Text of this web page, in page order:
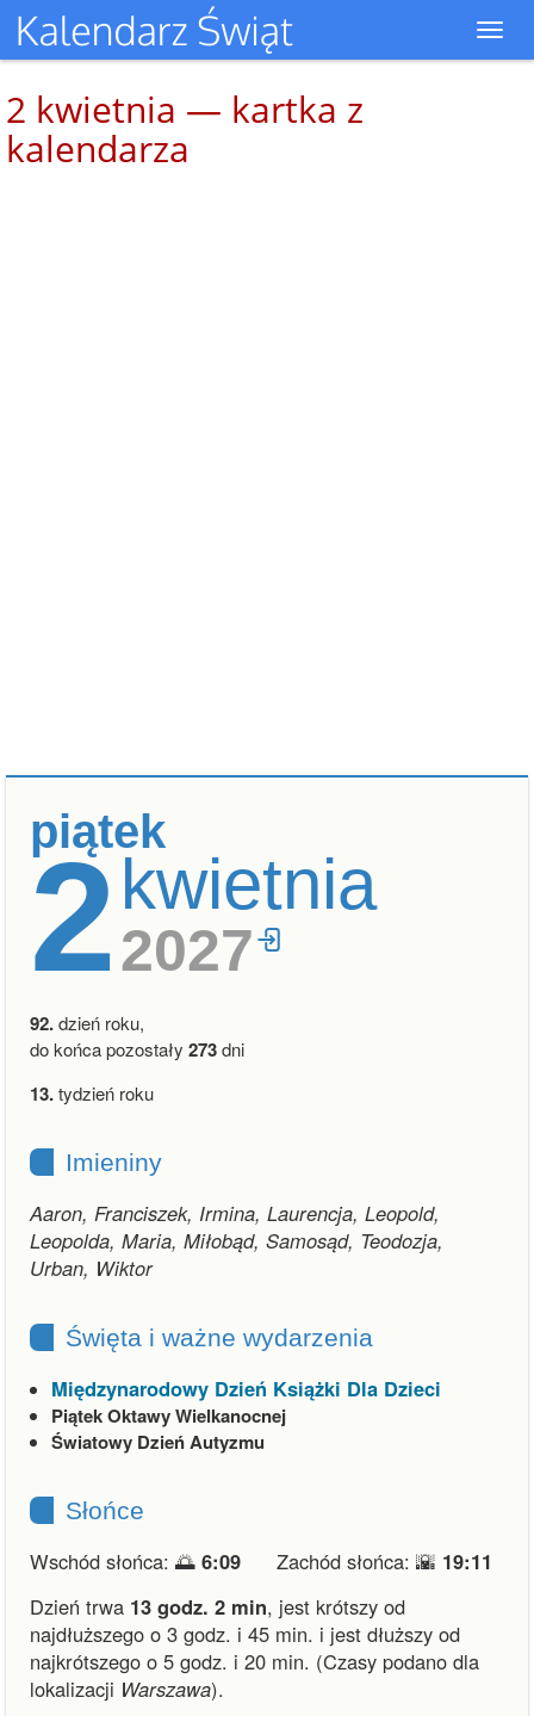
2 kwietnia — kartka z
kalendarza
piątek
2kwietnia
2027
92.dzień roku,
do końca pozostały 273dni
13.tydzień roku
Imieniny
Aaron, Franciszek, Irmina, Laurencja, Leopold,
Leopolda, Maria, Miłobąd, Samosąd, Teodozja,
Urban, Wiktor
Święta i ważne wydarzenia
Międzynarodowy Dzień Książki Dla Dzieci
Piątek Oktawy Wielkanocnej
Światowy Dzień Autyzmu
Słońce
Wschód słońca: 🌅 6:09 Zachód słońca: 🌇 19:11
Dzień trwa 13 godz. 2 min, jest krótszy od
najdłuższego o 3 godz. i 45 min. i jest dłuższy od
najkrótszego o 5 godz. i 20 min. (Czasy podano dla
lokalizacji Warszawa).